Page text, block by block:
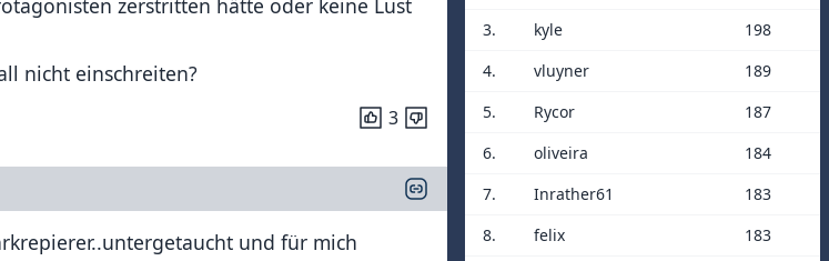
zerstritten hätte oder keine Lust
nicht einschreiten?
3
und für mich
3.
kyle
198
4.
vluyner
189
5.
Rycor
187
6.
oliveira
184
7.
Inrather61
183
8.
felix
183